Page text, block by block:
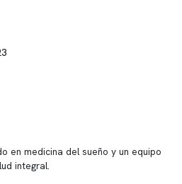
en medicina del sueño y un equipo
integral.